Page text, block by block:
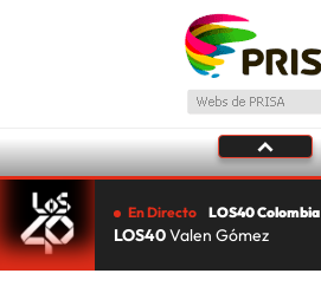
En Directo LOS40 Colombia
LOS40Valen Gómez